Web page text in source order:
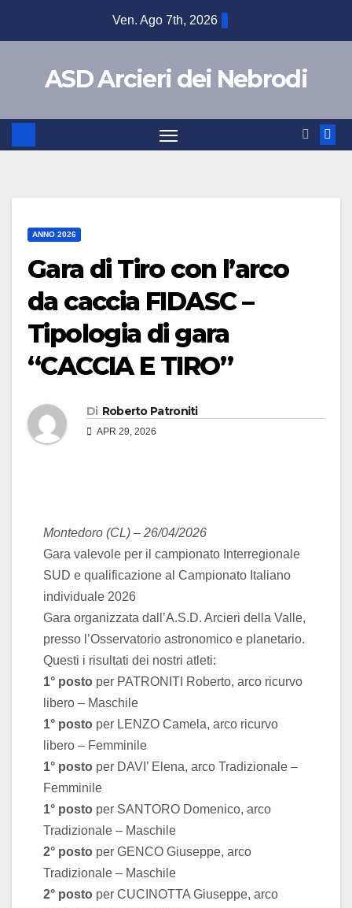
Ven. Ago 7th, 2026
ASD Arcieri dei Nebrodi
ANNO 2026
Gara di Tiro con l’arco
da caccia FIDASC –
Tipologia di gara
“CACCIA E TIRO”
Di Roberto Patroniti
APR 29, 2026
Montedoro (CL) – 26/04/2026
Gara valevole per il campionato Interregionale
SUD e qualificazione al Campionato Italiano
individuale 2026
Gara organizzata dall’A.S.D. Arcieri della Valle,
presso l’Osservatorio astronomico e planetario.
Questi i risultati dei nostri atleti:
1° posto per PATRONITI Roberto, arco ricurvo
libero – Maschile
1° posto per LENZO Camela, arco ricurvo
libero – Femminile
1° posto per DAVI’ Elena, arco Tradizionale –
Femminile
1° posto per SANTORO Domenico, arco
Tradizionale – Maschile
2° posto per GENCO Giuseppe, arco
Tradizionale – Maschile
2° posto per CUCINOTTA Giuseppe, arco